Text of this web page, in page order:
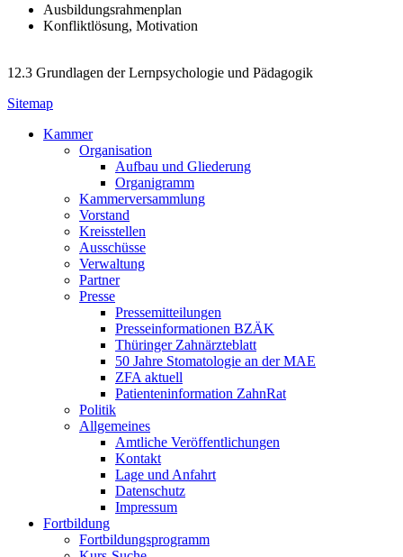
Ausbildungsrahmenplan
Konfliktlösung, Motivation
12.3 Grundlagen der Lernpsychologie und Pädagogik
Sitemap
Kammer
Organisation
Aufbau und Gliederung
Organigramm
Kammerversammlung
Vorstand
Kreisstellen
Ausschüsse
Verwaltung
Partner
Presse
Pressemitteilungen
Presseinformationen BZÄK
Thüringer Zahnärzteblatt
50 Jahre Stomatologie an der MAE
ZFA aktuell
Patienteninformation ZahnRat
Politik
Allgemeines
Amtliche Veröffentlichungen
Kontakt
Lage und Anfahrt
Datenschutz
Impressum
Fortbildung
Fortbildungsprogramm